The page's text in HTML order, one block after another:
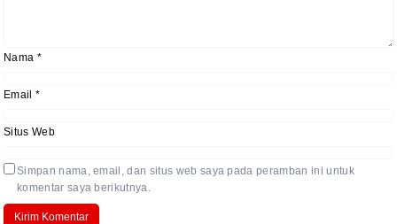
Nama *
Email *
Situs Web
Simpan nama, email, dan situs web saya pada peramban ini untuk
komentar saya berikutnya.